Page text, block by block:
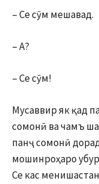
– Се сӯм мешавад.
– А?
– Се сӯм!
Мусаввир як қад
сомонӣ ва чамъ
панҷ сомонӣ
мошинроҳаро
Се кас